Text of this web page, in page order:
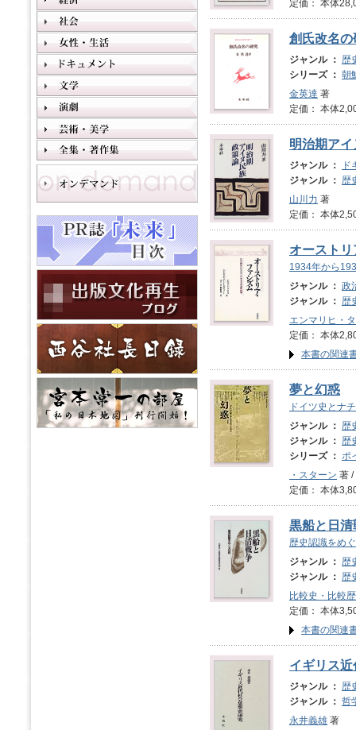
定価： 本体
創氏改名の
ジャンル ： 歴
シリーズ ： 朝
金英達 著
定価： 本体
明治期ア
ジャンル ：
ド
ジャンル ： 歴
山川力 著
定価： 本体
オースト
1934年から
ジャンル ： 政
ジャンル ： 歴
エンマリヒ・
定価： 本体
本書の関連
夢と幻惑
ドイツ史とナ
ジャンル ： 歴
ジャンル ： 歴
シリーズ ： ポ
・スターン 著 /
定価： 本体
黒船と日清
歴史認識をめ
ジャンル ： 歴
ジャンル ： 歴
比較史・比較
定価： 本体
本書の関連
イギリス
ジャンル ： 歴
ジャンル ： 哲
永井義雄 著